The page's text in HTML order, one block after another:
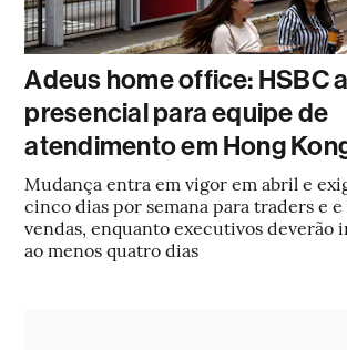
Adeus home office: HSBC
presencial para equipe de
atendimento em Hong
Mudança entra em vigor em abril e
cinco dias por semana para traders e
vendas, enquanto executivos deverão
ao menos quatro dias